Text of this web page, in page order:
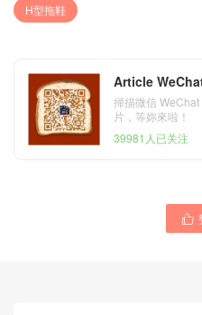
H型拖鞋
Article
掃描微信
片，等妳來啦！
39981人已关注
